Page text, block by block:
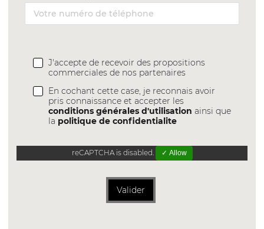
J'accepte de recevoir des propositions
commerciales de nos partenaires
En cochant cette case, je reconnais avoir
pris connaissance et accepter les
conditions générales d'utilisation ainsi que
la politique de confidentialite
reCAPTCHA is disabled. ✓ Allow
Valider